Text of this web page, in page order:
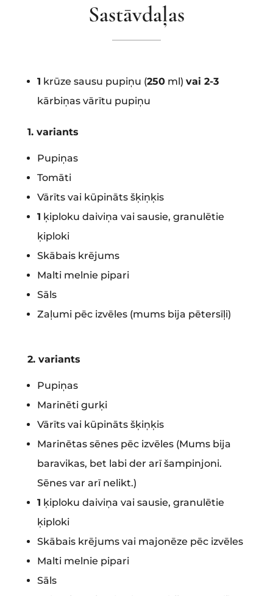
Sastāvdaļas
1 krūze sausu pupiņu (250ml) vai 2-3
kārbiņas vārītu pupiņu
1. variants
Pupiņas
Tomāti
Vārīts vai kūpināts šķiņķis
1 ķiploku daiviņa vai sausie, granulētie
ķiploki
Skābais krējums
Malti melnie pipari
Sāls
Zaļumi pēc izvēles (mums bija pētersīļi)
2. variants
Pupiņas
Marinēti gurķi
Vārīts vai kūpināts šķiņķis
Marinētas sēnes pēc izvēles (Mums bija
baravikas, bet labi der arī šampinjoni.
Sēnes var arī nelikt.)
1 ķiploku daiviņa vai sausie, granulētie
ķiploki
Skābais krējums vai majonēze pēc izvēles
Malti melnie pipari
Sāls